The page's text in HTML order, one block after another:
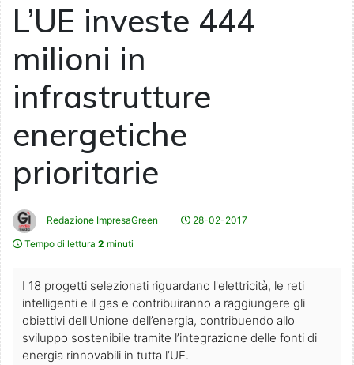
L’UE investe 444
milioni in
infrastrutture
energetiche
prioritarie
Redazione ImpresaGreen
28-02-2017
Tempo di lettura 2 minuti
I 18 progetti selezionati riguardano l'elettricità, le reti
intelligenti e il gas e contribuiranno a raggiungere gli
obiettivi dell'Unione dell’energia, contribuendo allo
sviluppo sostenibile tramite l’integrazione delle fonti di
energia rinnovabili in tutta l’UE.